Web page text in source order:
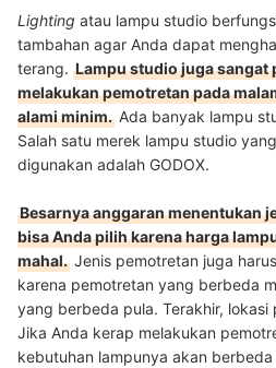
Lighting atau lampu studio
tambahan agar Anda dapat
terang. Lampu studio juga sangat
melakukan pemotretan pada
alami minim. Ada banyak lampu
Salah satu merek lampu studio
digunakan adalah GODOX.
Besarnya anggaran menentukan
bisa Anda pilih karena harga
mahal. Jenis pemotretan juga
karena pemotretan yang berbeda
yang berbeda pula. Terakhir,
Jika Anda kerap melakukan
kebutuhan lampunya akan